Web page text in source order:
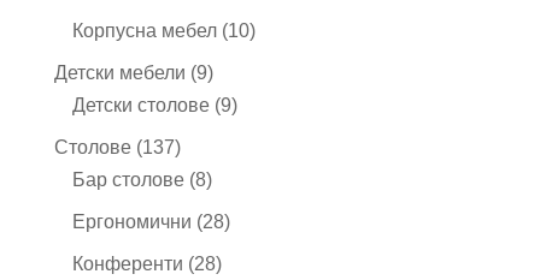
продукта
Корпусна мебел 1010
Детски мебели 99
продукта
Детски столове 99
Столове 137137
продукта
Бар столове 88
продукта
Ергономични 2828
Конференти 2828